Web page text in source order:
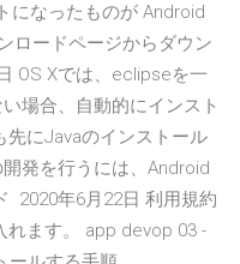
になったものが Android
ロードページからダウン
OS Xでは、eclipseを一
場合、自動的にインスト
先にJavaのインストール
発を行うには、Android
2020年6月22日 利用規約
れます。 app devop 03 -